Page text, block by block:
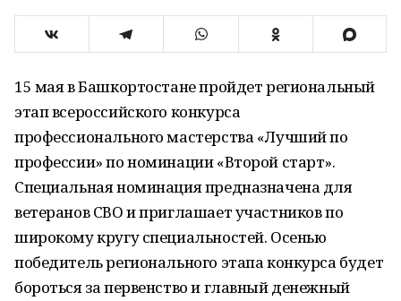
15 мая в Башкортостане пройдет региональный
этап всероссийского конкурса
профессионального мастерства «Лучший по
профессии» по номинации «Второй старт».
Специальная номинация предназначена для
ветеранов СВО и приглашает участников по
широкому кругу специальностей. Осенью
победитель регионального этапа конкурса будет
бороться за первенство и главный денежный